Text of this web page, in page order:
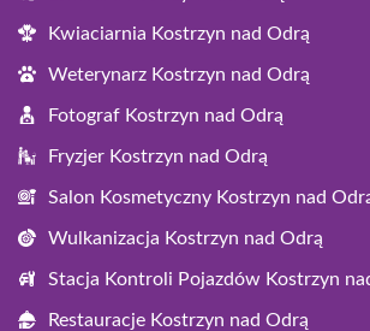
Kwiaciarnia Kostrzyn nad Odrą
Weterynarz Kostrzyn nad Odrą
Fotograf Kostrzyn nad Odrą
Fryzjer Kostrzyn nad Odrą
Salon Kosmetyczny Kostrzyn nad
Wulkanizacja Kostrzyn nad Odrą
Stacja Kontroli Pojazdów Kostrzyn
Restauracje Kostrzyn nad Odrą